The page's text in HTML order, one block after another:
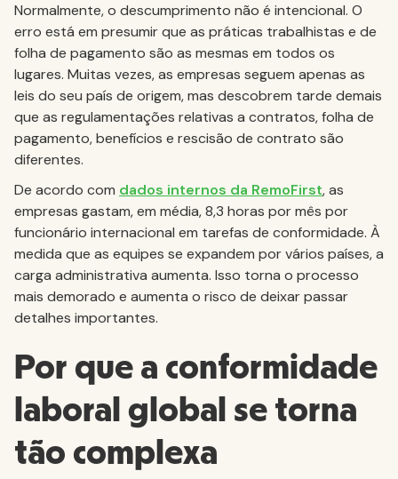
Normalmente, o descumprimento não é intencional. O
erro está em presumir que as práticas trabalhistas e de
folha de pagamento são as mesmas em todos os
lugares. Muitas vezes, as empresas seguem apenas as
leis do seu país de origem, mas descobrem tarde demais
que as regulamentações relativas a contratos, folha de
pagamento, benefícios e rescisão de contrato são
diferentes.
De acordo com dados internos da RemoFirst, as
empresas gastam, em média, 8,3 horas por mês por
funcionário internacional em tarefas de conformidade. À
medida que as equipes se expandem por vários países, a
carga administrativa aumenta. Isso torna o processo
mais demorado e aumenta o risco de deixar passar
detalhes importantes.
Por que a conformidade
laboral global se torna
tão complexa